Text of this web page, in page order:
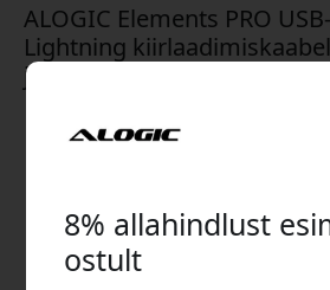
ALOGIC Elements PRO
Lightning
ja iPadile, kuni 480 Mbps -
8% allahindlust
ostult
🎉 Sinu